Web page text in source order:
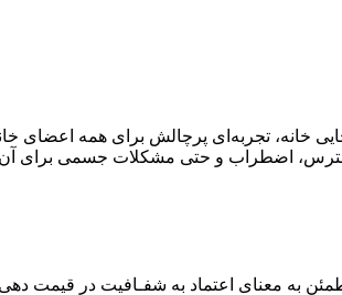
خانه، تجربه‌ای پرچالش برای همه اعضای
استرس، اضطراب و حتی مشکلات جسمی برای
به معنای اعتماد به شفـافیت در قیمت